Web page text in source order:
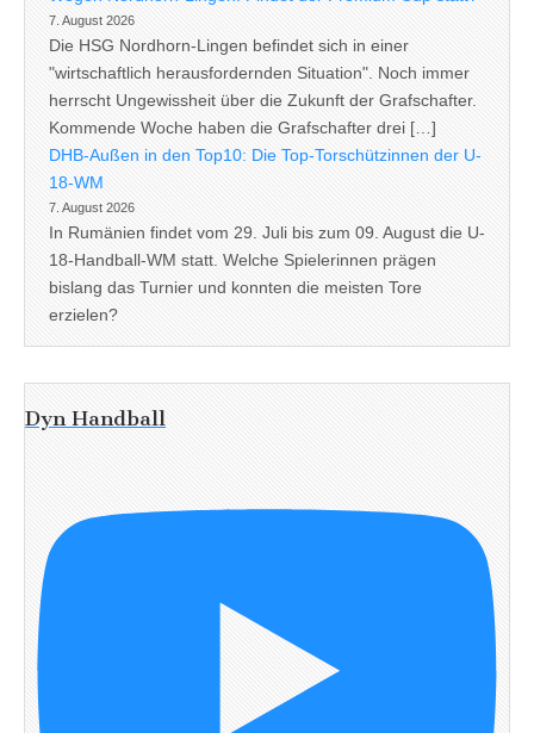
7. August 2026
Die HSG Nordhorn-Lingen befindet sich in einer
"wirtschaftlich herausfordernden Situation". Noch immer
herrscht Ungewissheit über die Zukunft der Grafschafter.
Kommende Woche haben die Grafschafter drei […]
DHB-Außen in den Top10: Die Top-Torschützinnen der U-
18-WM
7. August 2026
In Rumänien findet vom 29. Juli bis zum 09. August die U-
18-Handball-WM statt. Welche Spielerinnen prägen
bislang das Turnier und konnten die meisten Tore
erzielen?
Dyn Handball